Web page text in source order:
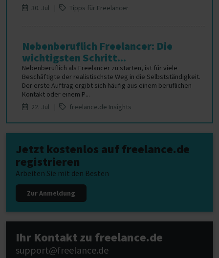
30. Jul |
Tipps für Freelancer
Nebenberuflich Freelancer: Die
wichtigsten Schritt...
Nebenberuflich als Freelancer zu starten, ist für viele
Beschäftigte der realistischste Weg in die Selbstständigkeit.
Der erste Auftrag ergibt sich häufig aus einem beruflichen
Kontakt oder einem P...
22. Jul |
freelance.de Insights
Jetzt kostenlos auf freelance.de
registrieren
Arbeiten Sie mit den Besten
Zur Anmeldung
Ihr Kontakt zu freelance.de
support@freelance.de